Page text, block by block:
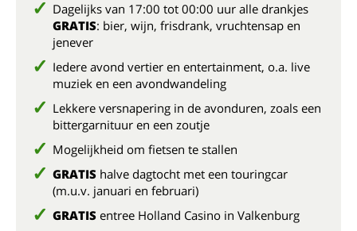
Dagelijks van 17:00 tot 00:00 uur alle drankjes
GRATIS: bier, wijn, frisdrank, vruchtensap en
jenever
Iedere avond vertier en entertainment, o.a. live
muziek en een avondwandeling
Lekkere versnapering in de avonduren, zoals een
bittergarnituur en een zoutje
Mogelijkheid om fietsen te stallen
GRATIS halve dagtocht met een touringcar
(m.u.v. januari en februari)
GRATIS entree Holland Casino in Valkenburg